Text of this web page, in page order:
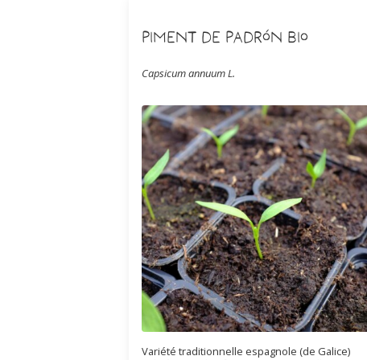
Piment de Padrón Bio
Capsicum annuum L.
Variété traditionnelle espagnole (de Galice)